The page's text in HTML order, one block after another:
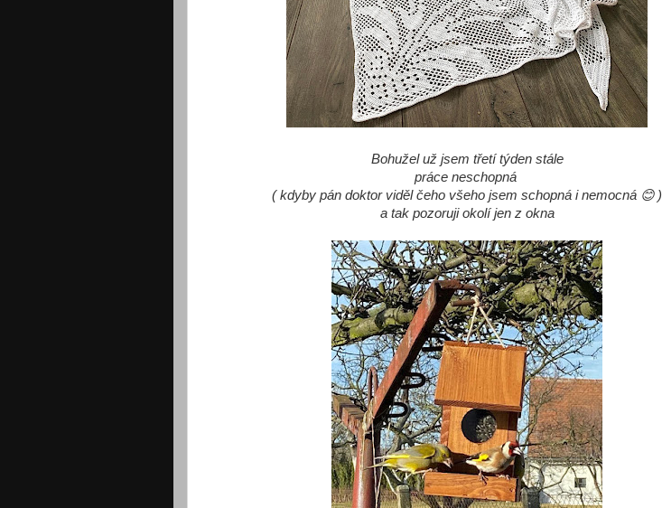
Bohužel už jsem třetí týden stále
práce neschopná
( kdyby pán doktor viděl čeho všeho jsem schopná i nemocná 😊 )
a tak pozoruji okolí jen z okna